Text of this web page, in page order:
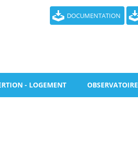
DOCUMENTATION
- LOGEMENT OBSERVATOIRE